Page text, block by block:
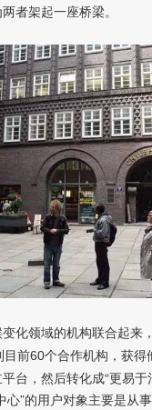
者架起一座桥梁。
化领域的机构联合起来
目前60个合作机构，获得
台，然后转化成“更易
心”的用户对象主要是从